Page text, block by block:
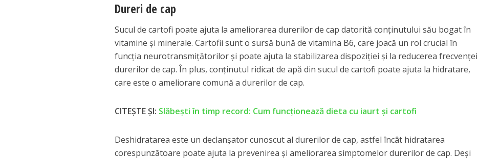
Dureri de cap
Sucul de cartofi poate ajuta la ameliorarea durerilor de cap datorită conținutului său bogat în
vitamine și minerale. Cartofii sunt o sursă bună de vitamina B6, care joacă un rol crucial în
funcția neurotransmițătorilor și poate ajuta la stabilizarea dispoziției și la reducerea frecvenței
durerilor de cap. În plus, conținutul ridicat de apă din sucul de cartofi poate ajuta la hidratare,
care este o ameliorare comună a durerilor de cap.
CITEȘTE ȘI: Slăbeşti în timp record: Cum funcţionează dieta cu iaurt şi cartofi
Deshidratarea este un declanșator cunoscut al durerilor de cap, astfel încât hidratarea
corespunzătoare poate ajuta la prevenirea și ameliorarea simptomelor durerilor de cap. Deși